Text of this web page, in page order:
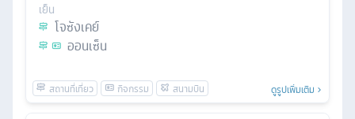
เย็น
โจซังเคย์
ออนเซ็น
ดูรูปเพิ่มเติม